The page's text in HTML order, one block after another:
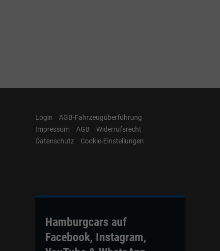
Login
AGB-Fahrzeugüberführung
Impressum
AGB
Widerrufsrecht
Datenschutz
Cookie-Einstellungen
Hamburgcars auf
Facebook, Instagram,